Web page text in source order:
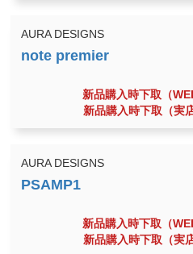
AURA DESIGNS
新品購入時下取（
新品購入時下取（実
AURA DESIGNS
新品購入時下取（
新品購入時下取（実